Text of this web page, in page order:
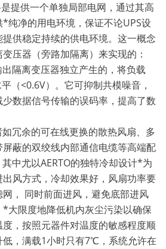
提供一个单独局部电网，通过其高
纯净的用电环境，保证不论UPS设
供稳定持续的供电环境。这一概念
压器（旁路加隔离）来实现的：
隔离变压器独立产生的，将负载
（<0.6V）。它可抑制共模噪音，
数据信号传输的误码率，提高了数
冗余的可在线更换的散热风扇、多
蔽的双绞线内部通信电缆等高端配
中尤以AERTO的独特冷却设计*为
风方式，冷却效果好，风扇功率要
， 同时前面进风，避免底部进风
大限度地降低机内灰尘污染以确保
，按照元器件对温度的敏感程度顺
低，满载1小时只有7℃，系统允许在